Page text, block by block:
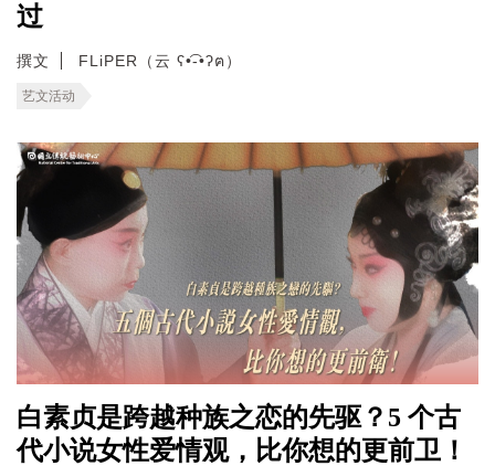
过
撰文 FLiPER（云 ʕ•͡-•ʔฅ）
艺文活动
白素贞是跨越种族之恋的先驱？5 个古
代小说女性爱情观，比你想的更前卫！